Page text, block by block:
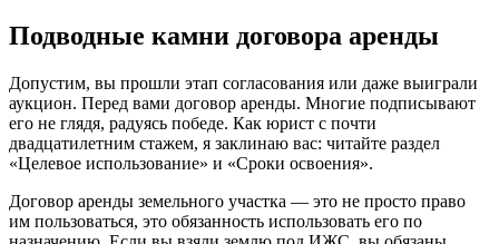
Подводные камни договора аренды
Допустим, вы прошли этап согласования или даже выиграли
аукцион. Перед вами договор аренды. Многие подписывают
его не глядя, радуясь победе. Как юрист с почти
двадцатилетним стажем, я заклинаю вас: читайте раздел
«Целевое использование» и «Сроки освоения».
Договор аренды земельного участка — это не просто право
им пользоваться, это обязанность использовать его по